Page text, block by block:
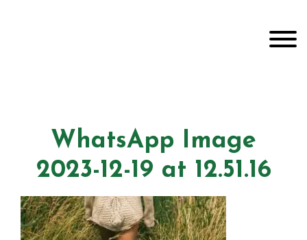
WhatsApp Image
2023-12-19 at 12.51.16